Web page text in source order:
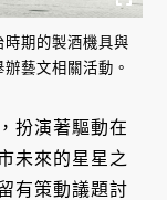
期的製酒機具與
藝文相關活動。
扮演著驅動在
未來的星星之
有策動議題討